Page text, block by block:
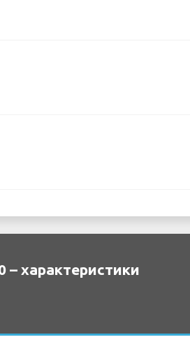
характеристики